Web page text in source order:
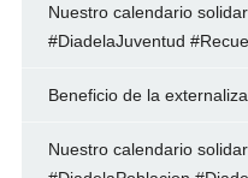
Nuestro calendario
#DiadelaJuventud
Beneficio de la
Nuestro calendario